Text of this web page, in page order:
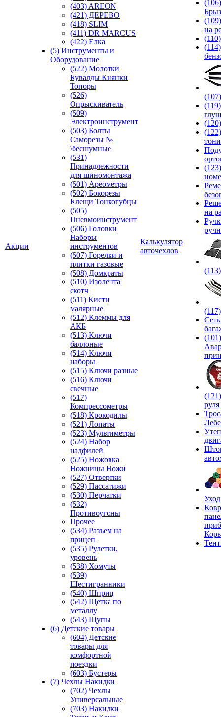
Акции
(403) AREON
(421) ДЕРЕВО
(418) SLIM
(411) DR MARCUS
(422) Елка
(5) Инструменты и
Оборудование
(522) Молотки
Кувалды Киянки
Топоры
(526)
Опрыскиватель
(509)
Электроинструмент
(503) Болты
Саморезы №
\бесшумные
(531)
Принадлежности
для шиномонтажа
(501) Ареометры
(502) Бокорезы
Клещи Тонкогубцы
(505)
Пневмоинструмент
(506) Головки
Наборы
инструментов
(507) Горелки и
плитки газовые
(508) Домкраты
(510) Изолента
скотч
(511) Кисти
малярные
(512) Клеммы для
АКБ
(513) Ключи
баллоные
(514) Ключи
наборы
(515) Ключи разные
(516) Ключи
свечные
(517)
Компрессометры
(518) Крокодилы
(521) Лопаты
(523) Мультиметры
(524) Набор
надфилей
(525) Ножовка
Ножницы Ножи
(527) Отвертки
(529) Пассатижи
(530) Перчатки
(532)
Противоугоны
Прочее
(534) Разъем на
прицеп
(535) Рулетки,
уровень
(538) Хомуты
(539)
Шестигранники
(540) Шприц
(542) Щетка по
металлу
(543) Щупы
(6) Детские товары
(604) Детские
товары для
комфортной
поездки
(603) Бустеры
(7) Чехлы Накидки
(702) Чехлы
Универсальные
(703) Накидки
Калькулятор
авточехлов
(106)
на
на
(101)
руля
Уход